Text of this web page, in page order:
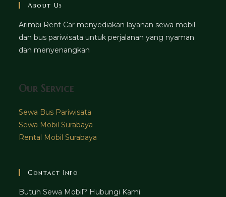
About Us
Arimbi Rent Car menyediakan layanan sewa mobil
dan bus pariwisata untuk perjalanan yang nyaman
dan menyenangkan
Our Service
Sewa Bus Pariwisata
Sewa Mobil Surabaya
Rental Mobil Surabaya
Contact Info
Butuh Sewa Mobil? Hubungi Kami